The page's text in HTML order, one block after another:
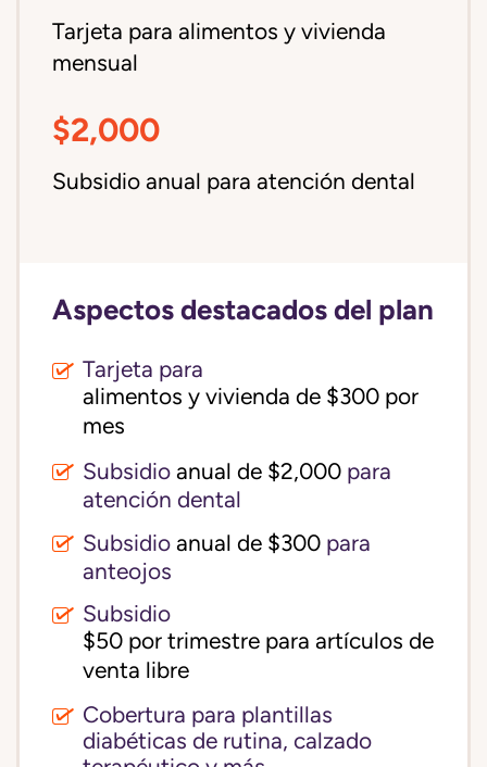
Tarjeta para alimentos y vivienda
mensual
$2,000
Subsidio anual para atención dental
Aspectos destacados del plan
Tarjeta para
alimentos y vivienda de $300 por
mes
Subsidio anual de $2,000 para
atención dental
Subsidio anual de $300 para
anteojos
Subsidio
$50 por trimestre para artículos de
venta libre
Cobertura para plantillas
diabéticas de rutina, calzado